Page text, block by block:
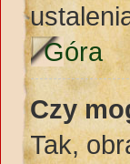
Góra
Czy
Tak,